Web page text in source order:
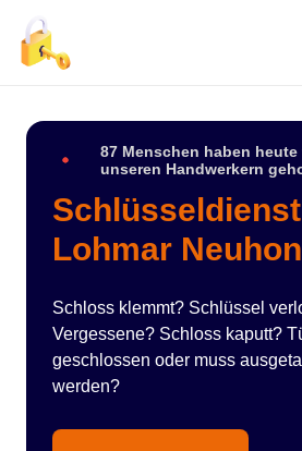
87 Menschen haben heute
unseren Handwerkern
Lohmar
Schloss klemmt? Schlüssel
Vergessene? Schloss kaputt?
geschlossen oder muss
werden?